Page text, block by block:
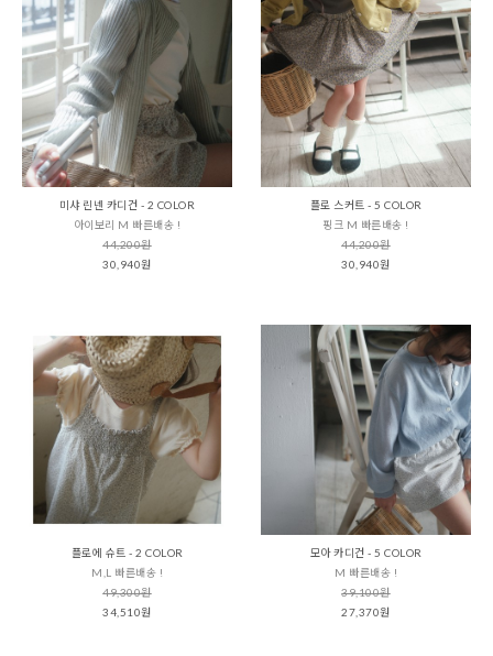
미샤 린넨 카디건 - 2 COLOR
아이보리 M 빠른배송 !
44,200원
30,940원
플로 스커트 - 5 COLOR
핑크 M 빠른배송 !
44,200원
30,940원
플로에 슈트 - 2 COLOR
M,L 빠른배송 !
49,300원
34,510원
모아 카디건 - 5 COLOR
M 빠른배송 !
39,100원
27,370원